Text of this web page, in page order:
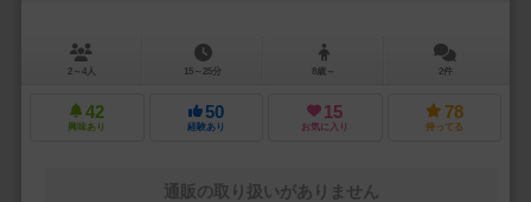
2～4人 15～25分 8歳～ 2件
42
興味あり
50
経験あり
15
お気に入り
78
持ってる
通販の取り扱いがありません